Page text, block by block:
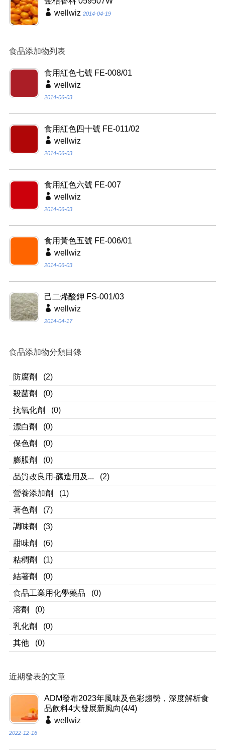
wellwiz 2014-04-19
食品添加物列表
食用紅色七號 FE-008/01
wellwiz
2014-06-03
食用紅色四十號 FE-011/02
wellwiz
2014-06-03
食用紅色六號 FE-007
wellwiz
2014-06-03
食用黃色五號 FE-006/01
wellwiz
2014-06-03
己二烯酸鉀 FS-001/03
wellwiz
2014-04-17
食品添加物分類目錄
防腐劑
(2)
殺菌劑
(0)
抗氧化劑
(0)
漂白劑
(0)
保色劑
(0)
膨脹劑
(0)
品質改良用-釀造用及...
(2)
營養添加劑
(1)
著色劑
(7)
調味劑
(3)
甜味劑
(6)
粘稠劑
(1)
結著劑
(0)
食品工業用化學藥品
(0)
溶劑
(0)
乳化劑
(0)
其他
(0)
近期發表的文章
ADM發布2023年風味及色彩趨勢，深度解析食
品飲料4大發展新風向(4/4)
wellwiz
2022-12-16